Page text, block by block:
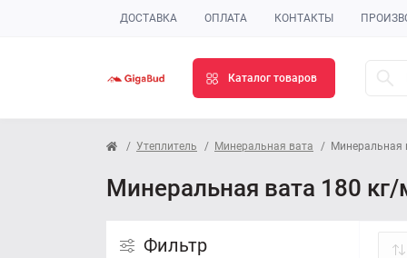
ДОСТАВКА ОПЛАТА КОНТАКТЫ
Каталог товаров
Утеплитель Минеральная вата Минеральная
Минеральная вата 180 кг/
Фильтр